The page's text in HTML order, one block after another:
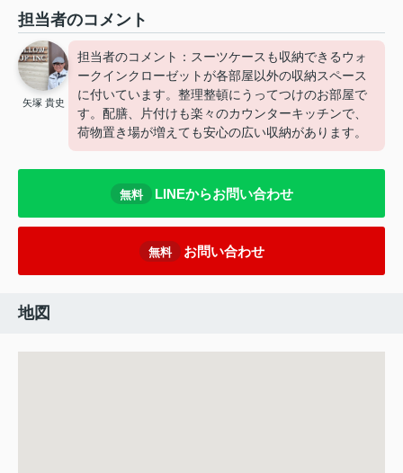
担当者のコメント
矢塚 貴史
担当者のコメント：スーツケースも収納できるウォ
ークインクローゼットが各部屋以外の収納スペース
に付いています。整理整頓にうってつけのお部屋で
す。配膳、片付けも楽々のカウンターキッチンで、
荷物置き場が増えても安心の広い収納があります。
無料 LINEからお問い合わせ
無料 お問い合わせ
地図